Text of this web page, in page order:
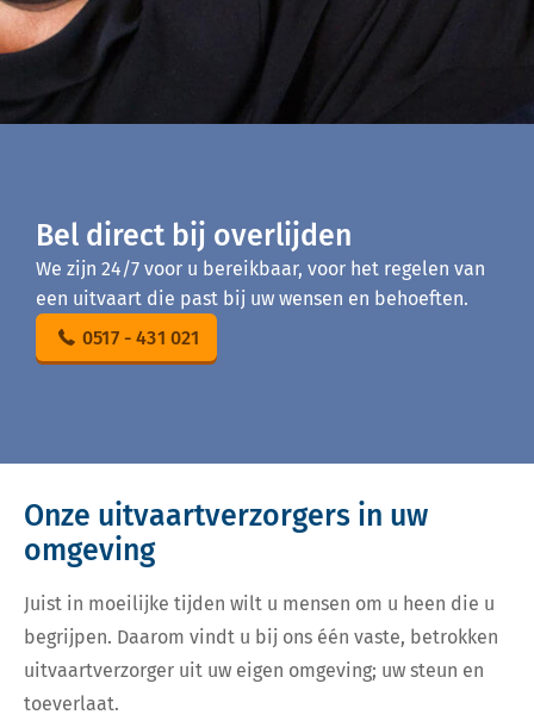
Bel direct bij overlijden
We zijn 24/7 voor u bereikbaar, voor het regelen van
een uitvaart die past bij uw wensen en behoeften.
0517 - 431 021
Onze uitvaartverzorgers in uw
omgeving
Juist in moeilijke tijden wilt u mensen om u heen die u
begrijpen. Daarom vindt u bij ons één vaste, betrokken
uitvaartverzorger uit uw eigen omgeving; uw steun en
toeverlaat.